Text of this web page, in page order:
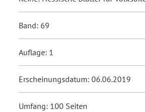
Band: 69
Auflage: 1
Erscheinungsdatum: 06.06.2019
Umfang: 100 Seiten